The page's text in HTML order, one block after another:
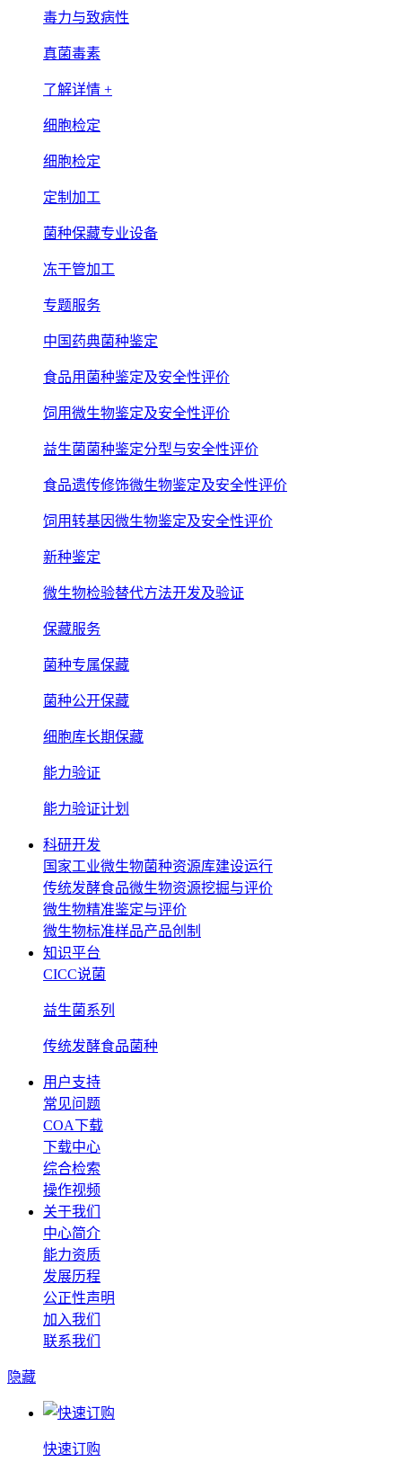
毒力与致病性
真菌毒素
了解详情 +
细胞检定
细胞检定
定制加工
菌种保藏专业设备
冻干管加工
专题服务
中国药典菌种鉴定
食品用菌种鉴定及安全性评价
饲用微生物鉴定及安全性评价
益生菌菌种鉴定分型与安全性评价
食品遗传修饰微生物鉴定及安全性评价
饲用转基因微生物鉴定及安全性评价
新种鉴定
微生物检验替代方法开发及验证
保藏服务
菌种专属保藏
菌种公开保藏
细胞库长期保藏
能力验证
能力验证计划
科研开发
国家工业微生物菌种资源库建设运行
传统发酵食品微生物资源挖掘与评价
微生物精准鉴定与评价
微生物标准样品产品创制
知识平台
CICC说菌
益生菌系列
传统发酵食品菌种
用户支持
常见问题
COA下载
下载中心
综合检索
操作视频
关于我们
中心简介
能力资质
发展历程
公正性声明
加入我们
联系我们
隐藏
快速订购